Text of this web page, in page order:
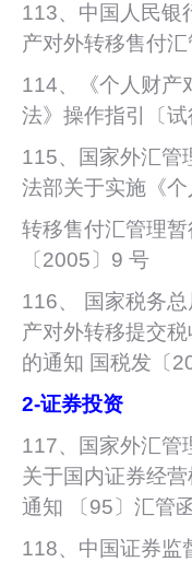
113、中国人民银
产对外转移售付
114、《个人财产
法》操作指引〔
115、国家外汇管
法部关于实施《
转移售付汇管理
〔2005〕9 号
116、 国家税务
产对外转移提交
的通知 国税发〔
2-证券投资
117、国家外汇管
关于国内证券经
通知 〔95〕汇管
118、中国证券监